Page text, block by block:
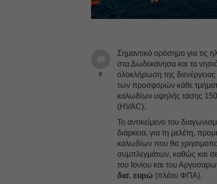
0
Σημαντικό ορόσημο για τις
στα Δωδεκάνησα και τα
ολοκλήρωση της
των προσφορών κάθε
καλωδίων υψηλής τάσης 150
(HVAC).
Το αντικείμενο του
διάρκεια, για τη μελέτη,
καλωδίων που θα
συμπλεγμάτων, καθώς και
του Ιονίου και του
δισ. ευρώ (πλέον ΦΠΑ).